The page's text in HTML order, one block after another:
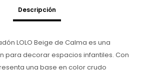
Descripción
LOLO Beige de Calma es una
para decorar espacios infantiles. Con
una base en color crudo